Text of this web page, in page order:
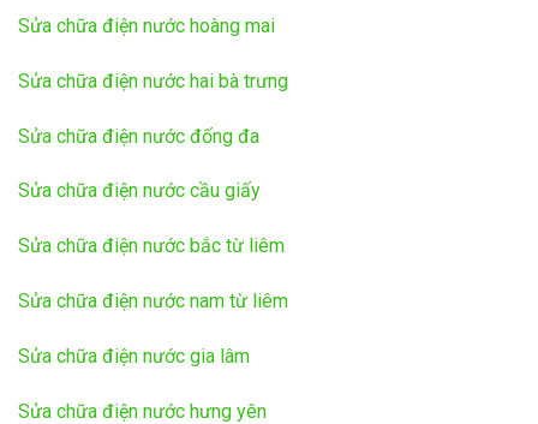
Sửa chữa điện nước hoàng mai
Sửa chữa điện nước hai bà trưng
Sửa chữa điện nước đống đa
Sửa chữa điện nước cầu giấy
Sửa chữa điện nước bắc từ liêm
Sửa chữa điện nước nam từ liêm
Sửa chữa điện nước gia lâm
Sửa chữa điện nước hưng yên